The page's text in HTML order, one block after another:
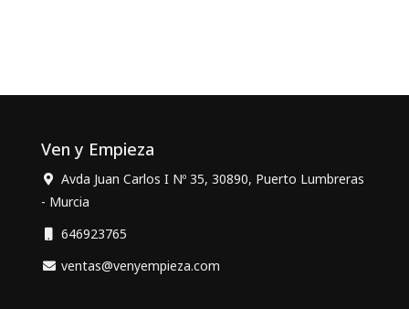
Ven y Empieza
Avda Juan Carlos I Nº 35, 30890, Puerto Lumbreras
- Murcia
646923765
ventas@venyempieza.com